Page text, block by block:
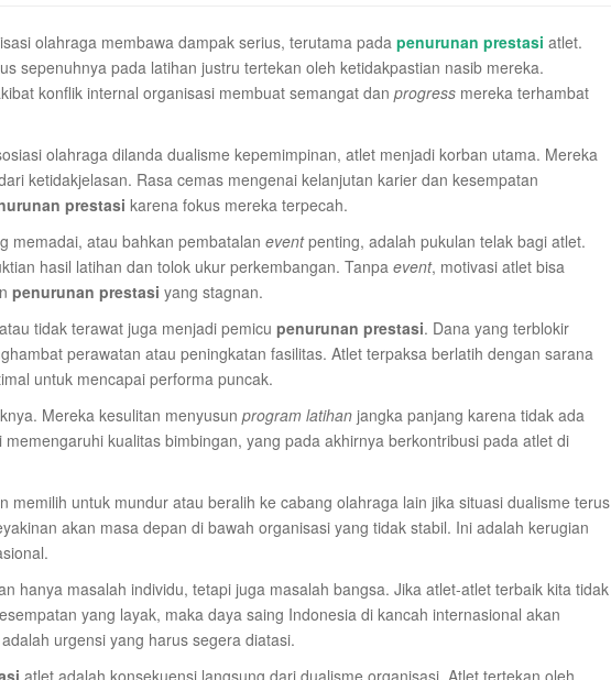
olahraga membawa dampak serius, terutama pada penurunan prestasi atlet.
sepenuhnya pada latihan justru tertekan oleh ketidakpastian nasib mereka.
konflik internal organisasi membuat semangat dan progress mereka terhambat
olahraga dilanda dualisme kepemimpinan, atlet menjadi korban utama. Mereka
ketidakjelasan. Rasa cemas mengenai kelanjutan karier dan kesempatan
prestasi karena fokus mereka terpecah.
memadai, atau bahkan pembatalan eventpenting, adalah pukulan telak bagi atlet.
hasil latihan dan tolok ukur perkembangan. Tanpa event, motivasi atlet bisa
penurunan prestasi yang stagnan.
tidak terawat juga menjadi pemicu penurunan prestasi. Dana yang terblokir
perawatan atau peningkatan fasilitas. Atlet terpaksa berlatih dengan sarana
untuk mencapai performa puncak.
Mereka kesulitan menyusun program latihan jangka panjang karena tidak ada
kualitas bimbingan, yang pada akhirnya berkontribusi pada atlet di
memilih untuk mundur atau beralih ke cabang olahraga lain jika situasi dualisme terus
akan masa depan di bawah organisasi yang tidak stabil. Ini adalah kerugian
hanya masalah individu, tetapi juga masalah bangsa. Jika atlet-atlet terbaik kita tidak
yang layak, maka daya saing Indonesia di kancah internasional akan
urgensi yang harus segera diatasi.
atlet adalah konsekuensi langsung dari dualisme organisasi. Atlet tertekan oleh